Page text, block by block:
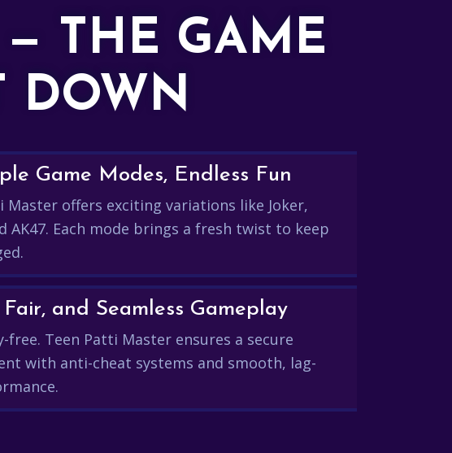
— THE GAME
DOWN
Game Modes, Endless Fun
Master offers exciting variations like Joker,
AK47. Each mode brings a fresh twist to keep
Fair, and Seamless Gameplay
free. Teen Patti Master ensures a secure
with anti-cheat systems and smooth, lag-